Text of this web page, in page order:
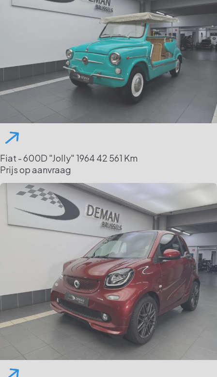
Fiat - 600D "Jolly" 1964 42 561 Km
Prijs op aanvraag